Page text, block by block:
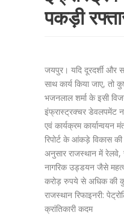
पकड़ी
जयपुर। यदि दूरदर्शी और
साथ कार्य किया जाए,
भजनलाल शर्मा के इसी
इंफ्रास्ट्रक्चर डेवलपमेंट
एवं कार्यक्रम कार्यान्वयन
रिपोर्ट के आंकड़े विकास
अनुसार राजस्थान में
नागरिक उड्डयन जैसे
करोड़ रुपये से अधिक की
राजस्थान रिफाइनरी:
क्रांतिकारी कदम